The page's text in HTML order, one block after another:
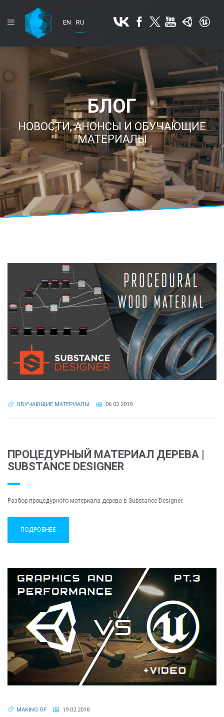
EN RU
БЛОГ
НОВОСТИ, АНОНСЫ И ОБУЧАЮЩИЕ
МАТЕРИАЛЫ
ОБУЧАЮЩИЕ МАТЕРИАЛЫ 06.02.2019
ПРОЦЕДУРНЫЙ МАТЕРИАЛ ДЕРЕВА |
SUBSTANCE DESIGNER
Разбор процедурного материала дерева в Substance Designer.
ПОДРОБНЕЕ
MAKING OF 19.02.2018